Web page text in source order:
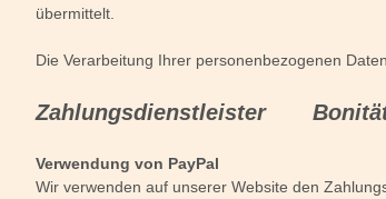
übermittelt.
Die Verarbeitung Ihrer personenbezogenen
Zahlungsdienstleister
Verwendung von PayPal
Wir verwenden auf unserer Website den